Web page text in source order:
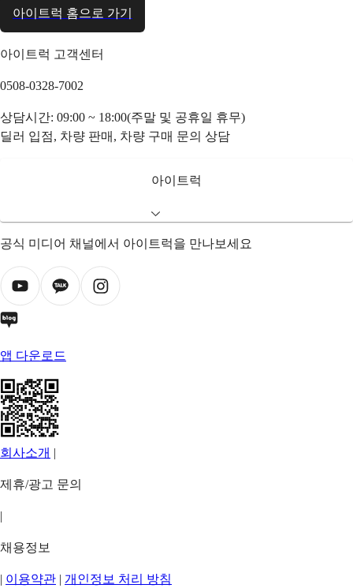
아이트럭 홈으로 가기
아이트럭 고객센터
0508-0328-7002
상담시간: 09:00 ~ 18:00(주말 및 공휴일 휴무)
딜러 입점, 차량 판매, 차량 구매 문의 상담
아이트럭
공식 미디어 채널에서 아이트럭을 만나보세요
앱 다운로드
회사소개 |
제휴/광고 문의
|
채용정보
| 이용약관 | 개인정보 처리 방침